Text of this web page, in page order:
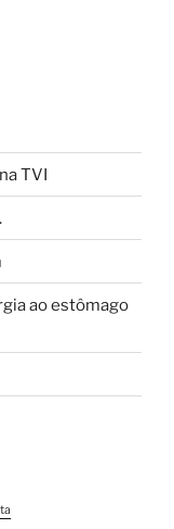
TVI
ao estômago